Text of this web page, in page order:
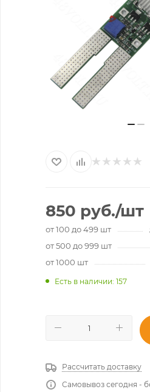
850 руб./шт
от 100 до 499 шт
от 500 до 999 шт
от 1000 шт
Есть в наличии: 157
Рассчитать доставку
Самовывоз сегодня -